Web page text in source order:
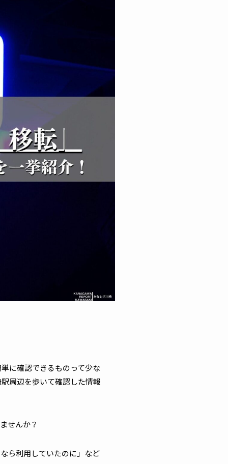
に確認できるものって少な
周辺を歩いて確認した情報
せんか？
ら利用していたのに」など